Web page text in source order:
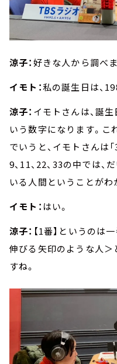
涼子：好きな人から調べ
イモト：私の誕生日は、
涼子： イモトさんは、誕生
いう数字になります。こ
でいうと、イモトさんは「3」
9、11、22、33の中では
いる人間ということがわ
イモト： はい。
涼子： 【1番】というのは
伸びる矢印のような人
すね。